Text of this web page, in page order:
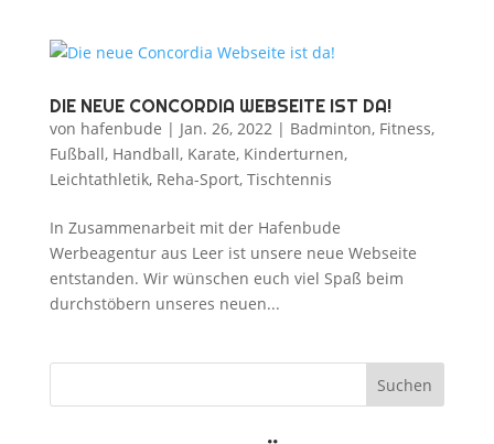
DIE NEUE CONCORDIA WEBSEITE IST DA!
von hafenbude | Jan. 26, 2022 | Badminton, Fitness,
Fußball, Handball, Karate, Kinderturnen,
Leichtathletik, Reha-Sport, Tischtennis
In Zusammenarbeit mit der Hafenbude
Werbeagentur aus Leer ist unsere neue Webseite
entstanden. Wir wünschen euch viel Spaß beim
durchstöbern unseres neuen...
Suchen